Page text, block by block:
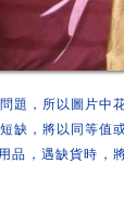
題，所以圖片中
缺，將以同等值
品，遇缺貨時，